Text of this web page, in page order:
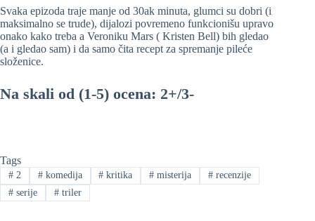
Svaka epizoda traje manje od 30ak minuta, glumci su dobri (i
maksimalno se trude), dijalozi povremeno funkcionišu upravo
onako kako treba a Veroniku Mars ( Kristen Bell) bih gledao
(a i gledao sam) i da samo čita recept za spremanje pileće
složenice.
Na skali od (1-5) ocena: 2+/3-
Tags
#2 #komedija # kritika # misterija # recenzije
#serije #triler